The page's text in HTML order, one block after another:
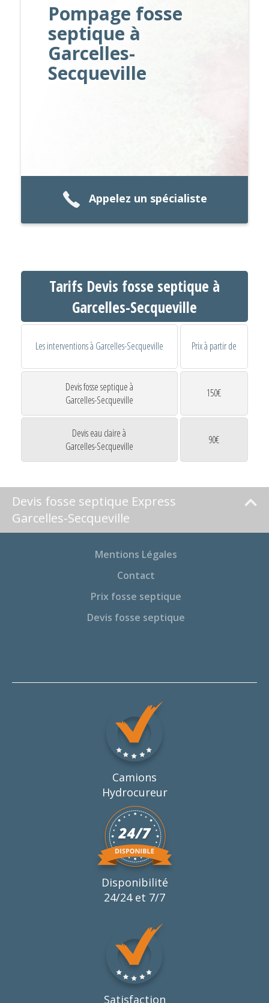
Pompage fosse
septique à
Garcelles-
Secqueville
Appelez un spécialiste
Tarifs Devis fosse septique à
Garcelles-Secqueville
Les interventions à Garcelles-Secqueville Prix à partir de
Devis fosse septique à
Garcelles-Secqueville
150€
Devis eau claire à
Garcelles-Secqueville
90€
Devis fosse septique Express
Garcelles-Secqueville
Mentions Légales
Contact
Prix fosse septique
Devis fosse septique
Camions
Hydrocureur
Disponibilité
24/24 et 7/7
Satisfaction